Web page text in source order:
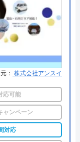
です。
休みの方でも依
ので、技術力に
りは無料で実施
はぜひお問い合
： 株式会社アンスイ
応可能
ャンペーン
対応